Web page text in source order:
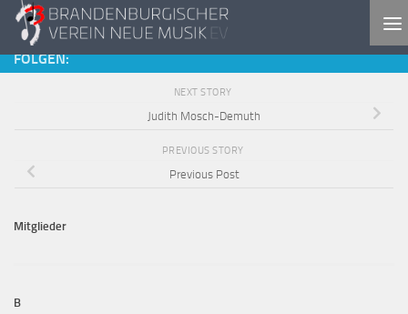
Skip to content
FOLGEN:
NEXT STORY
Judith Mosch-Demuth
PREVIOUS STORY
Previous Post
Mitglieder
B